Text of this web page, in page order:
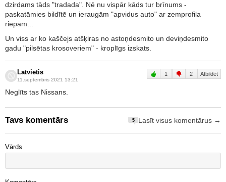
dzirdams tāds "tradada". Nē nu vispār kāds tur brīnums -
paskatāmies bildītē un ieraugām "apvidus auto" ar zemprofila
riepām...
Un viss ar ko kaščejs atšķiras no astoņdesmito un deviņdesmito
gadu "pilsētas krosoveriem" - kroplīgs izskats.
Latvietis
11.septembris 2021 13:21
1 2 Atbildēt
Neglīts tas Nissans.
Tavs komentārs 5 Lasīt visus komentārus →
Vārds